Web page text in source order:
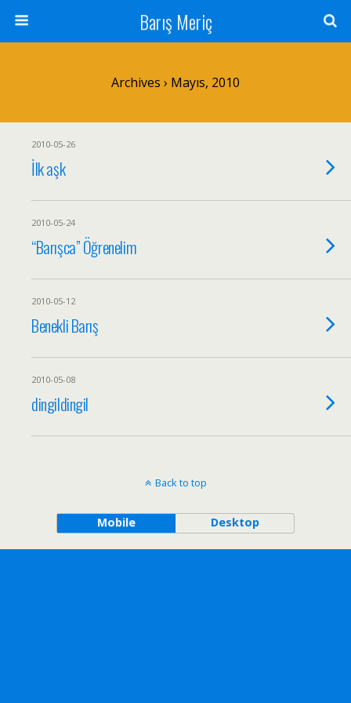
Barış Meriç
Archives › Mayıs, 2010
2010-05-26
İlk aşk
2010-05-24
“Barışca” Öğrenelim
2010-05-12
Benekli Barış
2010-05-08
dingildingil
Back to top
Mobile Desktop